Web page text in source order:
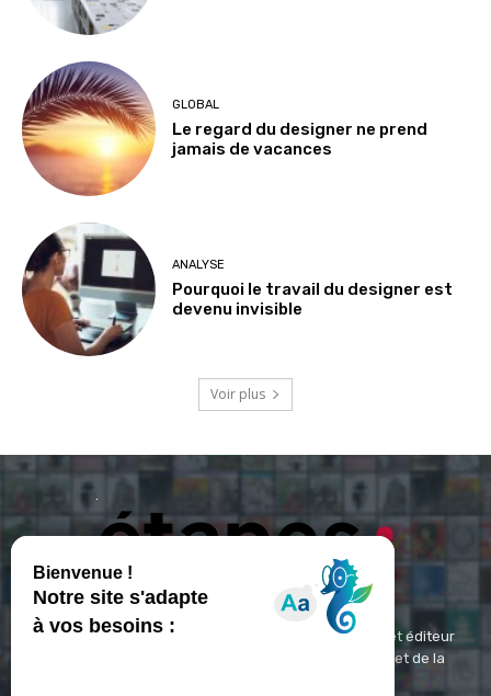
GLOBAL
Le regard du designer ne prend
jamais de vacances
ANALYSE
Pourquoi le travail du designer est
devenu invisible
Voir plus
ETAPES : Magazine Média de référence depuis 1994 et éditeur
spécialisé dans les domaines du design, de l'image et de la